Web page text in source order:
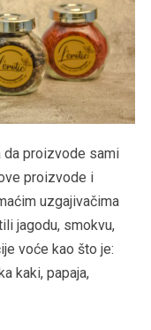
da proizvode sami
proizvode i
uzgajivačima
jagodu, smokvu,
voće kao što je:
kaki, papaja,